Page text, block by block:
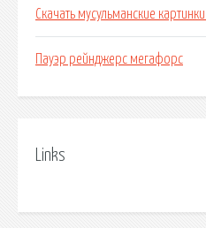
Скачать мусульманские
Пауэр рейнджерс мегафорс
Links